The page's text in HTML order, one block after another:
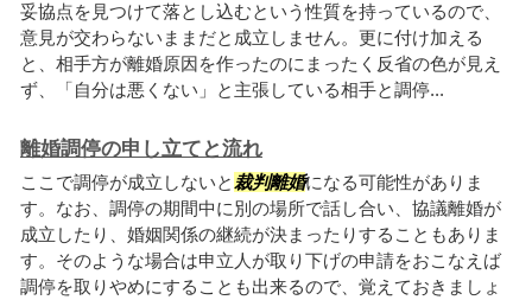
妥協点を見つけて落とし込むという性質を持っているので、
意見が交わらないままだと成立しません。更に付け加える
と、相手方が離婚原因を作ったのにまったく反省の色が見え
ず、「自分は悪くない」と主張している相手と調停...
離婚調停の申し立てと流れ
ここで調停が成立しないと 裁判離婚になる可能性がありま
す。なお、調停の期間中に別の場所で話し合い、協議離婚が
成立したり、婚姻関係の継続が決まったりすることもありま
す。そのような場合は申立人が取り下げの申請をおこなえば
調停を取りやめにすることも出来るので、覚えておきましょ